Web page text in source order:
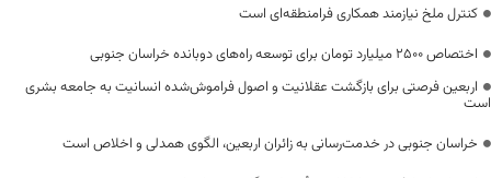
کنترل ملخ نیازمند همکاری فرامنطقه‌ای است
اختصاص 2500 میلیارد تومان برای توسعه راه‌های دوبانده خراسان جنوبی
اربعین فرصتی برای بازگشت عقلانیت و اصول فراموش‌شده انسانیت به جامعه بشری
است
خراسان جنوبی در خدمت‌رسانی به زائران اربعین، الگوی همدلی و اخلاص است